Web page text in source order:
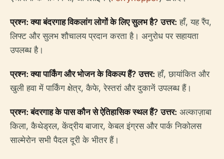
प्रश्न: क्या बंदरगाह विकलांग लोगों के लिए सुलभ है? उत्तर: हाँ, यह रैंप,
लिफ्ट और सुलभ शौचालय प्रदान करता है। अनुरोध पर सहायता
उपलब्ध है।
प्रश्न: क्या पार्किंग और भोजन के विकल्प हैं? उत्तर: हाँ, छायांकित और
खुली हवा में पार्किंग क्षेत्र, कैफे, रेस्तरां और दुकानें उपलब्ध हैं।
प्रश्न: बंदरगाह के पास कौन से ऐतिहासिक स्थल हैं? उत्तर: अल्काज़ाबा
किला, कैथेड्रल, केंद्रीय बाजार, केबल इंग्रस और पार्क निकोलस
साल्मेरोन सभी पैदल दूरी के भीतर हैं।